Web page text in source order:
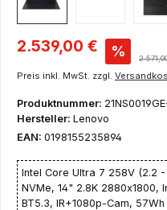
Verkaufspreis:
2.539,00 € %
Preis inkl. MwSt. zzgl.
Produktnummer:
Hersteller: Lenovo
EAN: 0198155235894
Intel Core Ultra 7 258V (2.2 -
NVMe, 14" 2.8K 2880x1800,
BT5.3, IR+1080p-Cam,